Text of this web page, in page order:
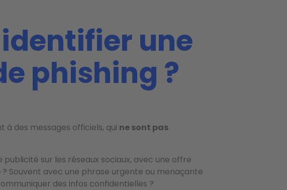
une
phishing ?
à des messages officiels, qui ne sont pas
publicité sur les réseaux sociaux, avec une offre
? Souvent avec une phrase urgente ou menaçante
des infos confidentielles ?